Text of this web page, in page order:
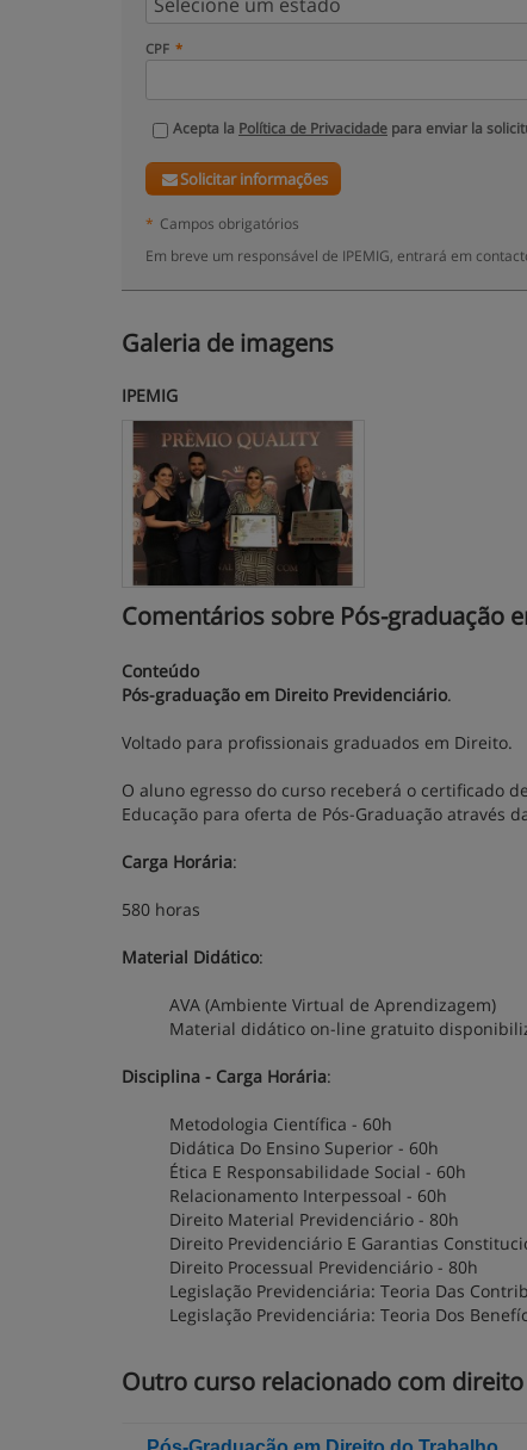
CPF
Acepta la Política de Privacidade para enviar la
Solicitar informações
* Campos obrigatórios
Em breve um responsável de IPEMIG, entrará em
Galeria de imagens
IPEMIG
Comentários sobre Pós-graduação
Conteúdo
Pós-graduação em Direito Previdenciário.
Voltado para profissionais graduados em Direito.
O aluno egresso do curso receberá o certificado
Educação para oferta de Pós-Graduação através
Carga Horária:
580 horas
Material Didático:
AVA (Ambiente Virtual de Aprendizagem)
Material didático on-line gratuito
Disciplina - Carga Horária:
Metodologia Científica - 60h
Didática Do Ensino Superior - 60h
Ética E Responsabilidade Social - 60h
Relacionamento Interpessoal - 60h
Direito Material Previdenciário - 80h
Direito Previdenciário E Garantias
Direito Processual Previdenciário - 80h
Legislação Previdenciária: Teoria Das
Legislação Previdenciária: Teoria Dos
Outro curso relacionado com